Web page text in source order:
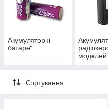
Акумуляторні
батареї
моделей
Сортування